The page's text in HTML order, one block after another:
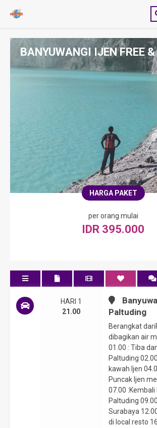
BANYUWANGI IJEN FREE
HARGA PAKET
per orang mulai
IDR 395.000
HARI 1
21.00
Paltuding
Berangkat
dibagikan air
01.00 : Tiba
Paltuding
kawah Ijen
Puncak Ijen
07.00
Paltuding
Surabaya
di local resto